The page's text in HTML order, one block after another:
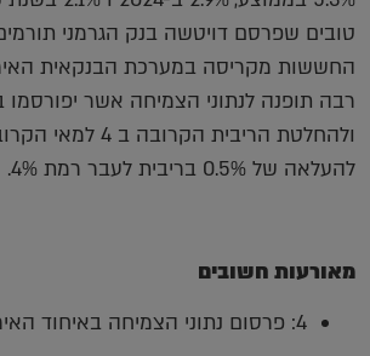
טובים שפרסם דויטשה בנק הגרמני
החששות מקריסה במערכת הבנקאית
רבה תופנה לנתוני הצמיחה אשר
ולהחלטת הריבית
להעלאה של 0.5% בריבית לעבר רמת 4%.
מאורעות חשובים
4: פרסום נתוני הצמיחה באיחוד האירופי לרבעון 1